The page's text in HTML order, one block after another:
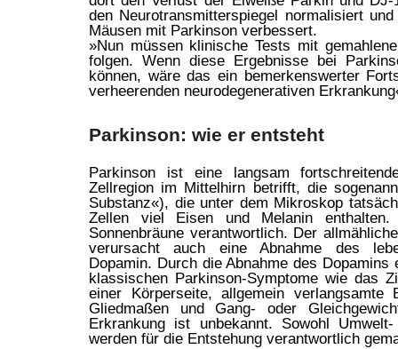
den Neurotransmitterspiegel normalisiert
Mäusen mit Parkinson verbessert.
»Nun müssen klinische Tests mit
folgen. Wenn diese Ergebnisse bei
können, wäre das ein bemerkenswerter
verheerenden neurodegenerativen
Parkinson: wie er entsteht
Parkinson ist eine langsam
Zellregion im Mittelhirn betrifft, die
Substanz«), die unter dem Mikroskop
Zellen viel Eisen und Melanin
Sonnenbräune verantwortlich. Der
verursacht auch eine Abnahme des
Dopamin. Durch die Abnahme des
klassischen Parkinson-Symptome wie das
einer Körperseite, allgemein verlangsamte
Gliedmaßen und Gang- oder
Erkrankung ist unbekannt. Sowohl
werden für die Entstehung verantwortlich